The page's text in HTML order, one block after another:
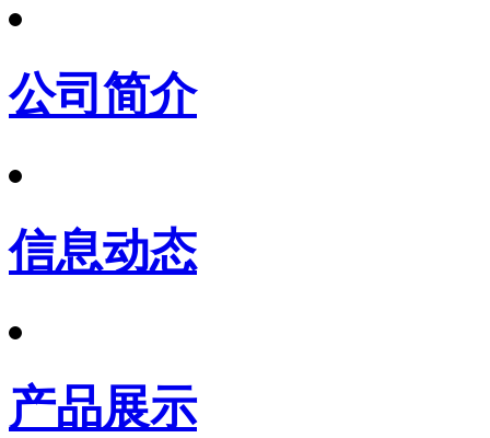
公司简介
信息动态
产品展示